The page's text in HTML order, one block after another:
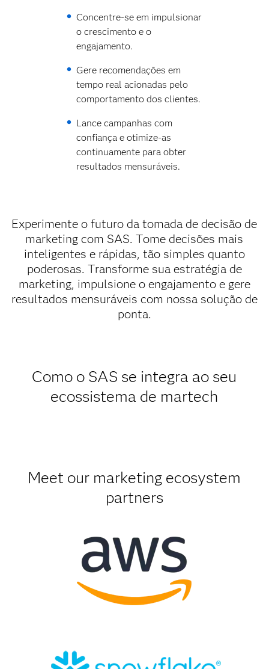
Concentre-se em impulsionar
o crescimento e o
engajamento.
Gere recomendações em
tempo real acionadas pelo
comportamento dos clientes.
Lance campanhas com
confiança e otimize-as
continuamente para obter
resultados mensuráveis.
Experimente o futuro da tomada de decisão de
marketing com SAS. Tome decisões mais
inteligentes e rápidas, tão simples quanto
poderosas. Transforme sua estratégia de
marketing, impulsione o engajamento e gere
resultados mensuráveis com nossa solução de
ponta.
Como o SAS se integra ao seu
ecossistema de martech
Meet our marketing ecosystem
partners